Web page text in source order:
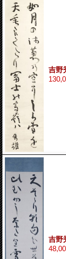
吉野
吉野